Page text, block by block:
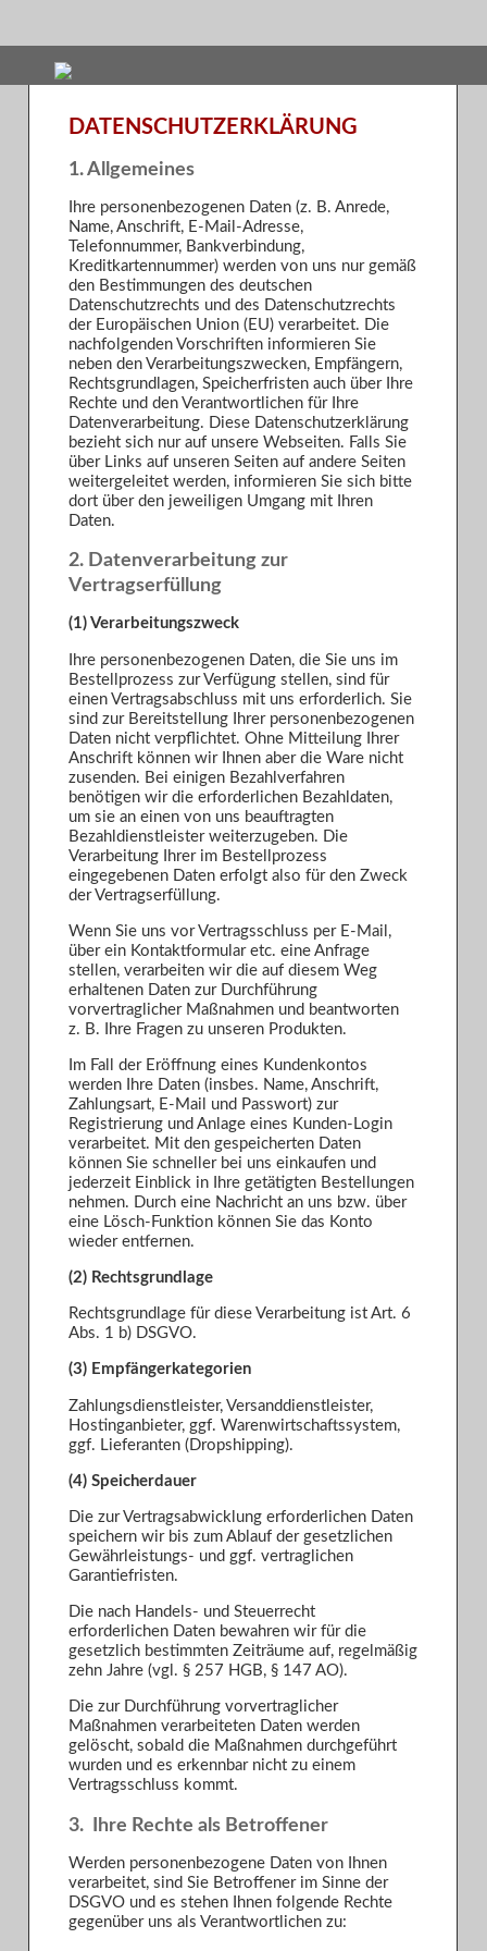
DATENSCHUTZERKLÄRUNG
1. Allgemeines
Ihre personenbezogenen Daten (z. B. Anrede,
Name, Anschrift, E-Mail-Adresse,
Telefonnummer, Bankverbindung,
Kreditkartennummer) werden von uns nur gemäß
den Bestimmungen des deutschen
Datenschutzrechts und des Datenschutzrechts
der Europäischen Union (EU) verarbeitet. Die
nachfolgenden Vorschriften informieren Sie
neben den Verarbeitungszwecken, Empfängern,
Rechtsgrundlagen, Speicherfristen auch über Ihre
Rechte und den Verantwortlichen für Ihre
Datenverarbeitung. Diese Datenschutzerklärung
bezieht sich nur auf unsere Webseiten. Falls Sie
über Links auf unseren Seiten auf andere Seiten
weitergeleitet werden, informieren Sie sich bitte
dort über den jeweiligen Umgang mit Ihren
Daten.
2. Datenverarbeitung zur
Vertragserfüllung
(1) Verarbeitungszweck
Ihre personenbezogenen Daten, die Sie uns im
Bestellprozess zur Verfügung stellen, sind für
einen Vertragsabschluss mit uns erforderlich. Sie
sind zur Bereitstellung Ihrer personenbezogenen
Daten nicht verpflichtet. Ohne Mitteilung Ihrer
Anschrift können wir Ihnen aber die Ware nicht
zusenden. Bei einigen Bezahlverfahren
benötigen wir die erforderlichen Bezahldaten,
um sie an einen von uns beauftragten
Bezahldienstleister weiterzugeben. Die
Verarbeitung Ihrer im Bestellprozess
eingegebenen Daten erfolgt also für den Zweck
der Vertragserfüllung.
Wenn Sie uns vor Vertragsschluss per E-Mail,
über ein Kontaktformular etc. eine Anfrage
stellen, verarbeiten wir die auf diesem Weg
erhaltenen Daten zur Durchführung
vorvertraglicher Maßnahmen und beantworten
z. B. Ihre Fragen zu unseren Produkten.
Im Fall der Eröffnung eines Kundenkontos
werden Ihre Daten (insbes. Name, Anschrift,
Zahlungsart, E-Mail und Passwort) zur
Registrierung und Anlage eines Kunden-Login
verarbeitet. Mit den gespeicherten Daten
können Sie schneller bei uns einkaufen und
jederzeit Einblick in Ihre getätigten Bestellungen
nehmen. Durch eine Nachricht an uns bzw. über
eine Lösch-Funktion können Sie das Konto
wieder entfernen.
(2) Rechtsgrundlage
Rechtsgrundlage für diese Verarbeitung ist Art. 6
Abs. 1 b) DSGVO.
(3) Empfängerkategorien
Zahlungsdienstleister, Versanddienstleister,
Hostinganbieter, ggf. Warenwirtschaftssystem,
ggf. Lieferanten (Dropshipping).
(4) Speicherdauer
Die zur Vertragsabwicklung erforderlichen Daten
speichern wir bis zum Ablauf der gesetzlichen
Gewährleistungs- und ggf. vertraglichen
Garantiefristen.
Die nach Handels- und Steuerrecht
erforderlichen Daten bewahren wir für die
gesetzlich bestimmten Zeiträume auf, regelmäßig
zehn Jahre (vgl. § 257 HGB, § 147 AO).
Die zur Durchführung vorvertraglicher
Maßnahmen verarbeiteten Daten werden
gelöscht, sobald die Maßnahmen durchgeführt
wurden und es erkennbar nicht zu einem
Vertragsschluss kommt.
3. Ihre Rechte als Betroffener
Werden personenbezogene Daten von Ihnen
verarbeitet, sind Sie Betroffener im Sinne der
DSGVO und es stehen Ihnen folgende Rechte
gegenüber uns als Verantwortlichen zu: